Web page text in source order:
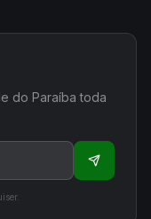
do Paraíba toda